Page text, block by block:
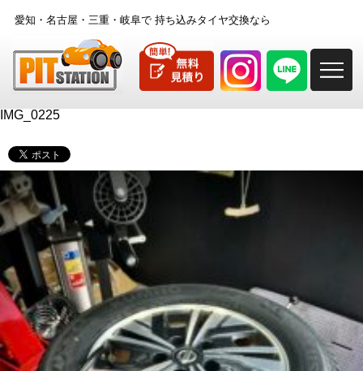
愛知・名古屋・三重・岐阜で持ち込みタイヤ交換なら
IMG_0225